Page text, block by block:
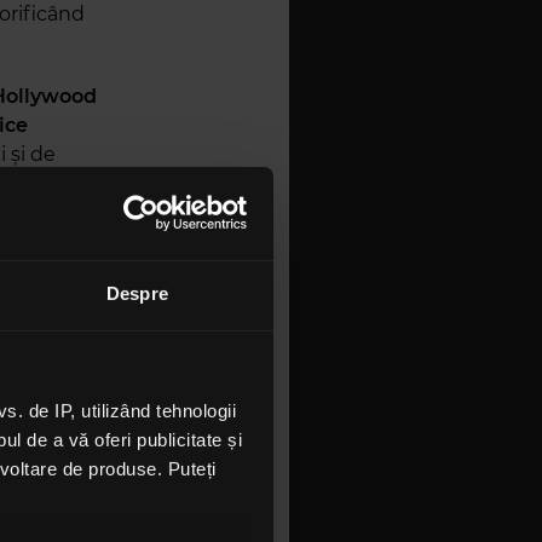
Despre
de IP, utilizând tehnologii
de a vă oferi publicitate și
de produse. Puteți
și de
să
ai
cert:
clasic,
scena
și noi